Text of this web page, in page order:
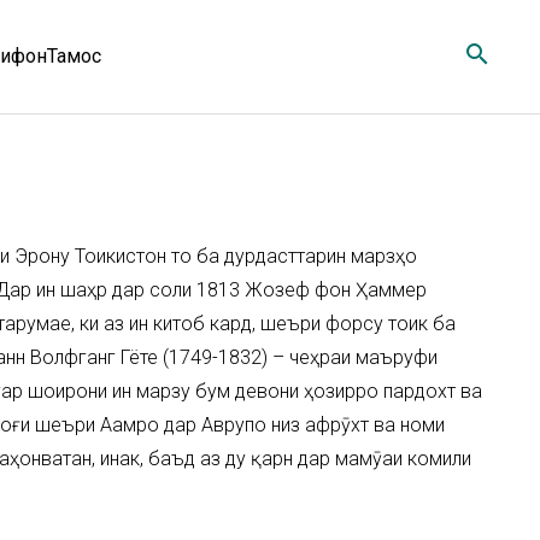
Тамос search
Тоҷикистон то ба дурдасттарин марзҳо
Дар ин шаҳр дар соли 1813 Жозеф фон Ҳаммер
ки аз ин китоб кард, шеъри форсу тоҷик ба
Волфганг Гёте (1749-1832) – чеҳраи маъруфи
шоирони ин марзу бум девони ҳозирро пардохт ва
шеъри Аҷамро дар Аврупо низ афрӯхт ва номи
инак, баъд аз ду қарн дар маҷмӯаи комили